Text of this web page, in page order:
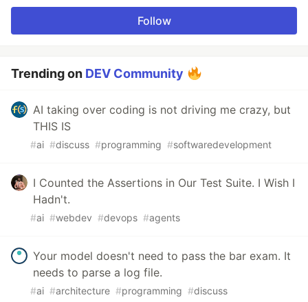
Follow
Trending on DEV Community
AI taking over coding is not driving me crazy, but
THIS IS
#ai #discuss #programming #softwaredevelopment
I Counted the Assertions in Our Test Suite. I Wish I
Hadn't.
#ai #webdev #devops #agents
Your model doesn't need to pass the bar exam. It
needs to parse a log file.
#ai #architecture #programming #discuss